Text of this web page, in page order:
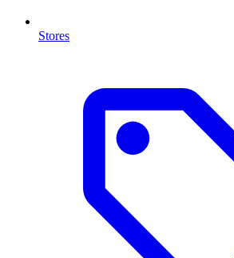
Stores